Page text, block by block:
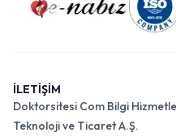
İLETİŞİM
Doktorsitesi Com Bilgi
Teknoloji ve Ticaret A.Ş.